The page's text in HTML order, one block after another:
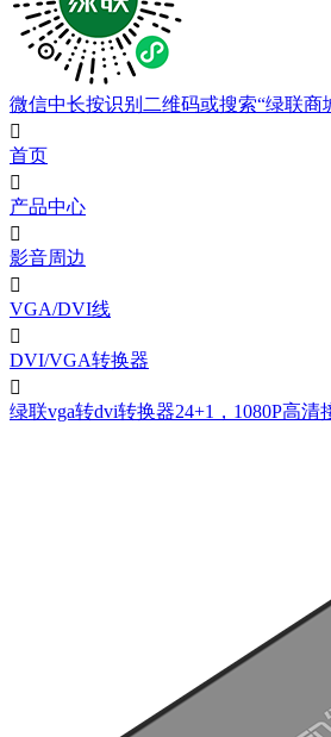
微信中长按识别二维码或搜索“绿联商

首页

产品中心

影音周边

VGA/DVI线

DVI/VGA转换器

绿联vga转dvi转换器24+1，1080P高清